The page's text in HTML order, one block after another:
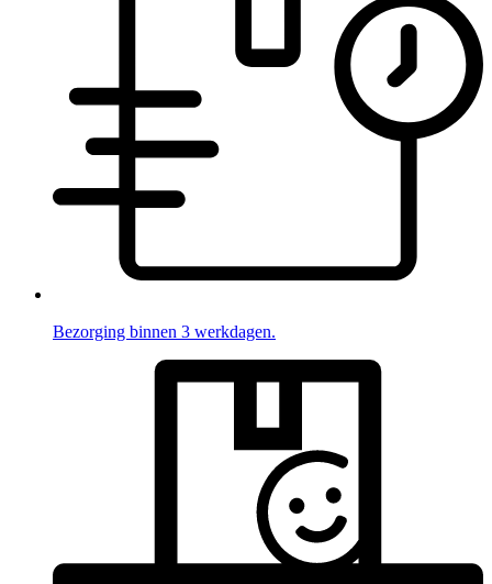
Bezorging binnen 3 werkdagen.